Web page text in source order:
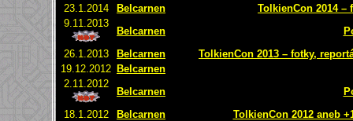
23.1.2014
Belcarnen
TolkienCon 2014 –
9.11.2013
Belcarnen
26.1.2013
Belcarnen
TolkienCon 2013 – fotky,
19.12.2012 Belcarnen
2.11.2012
Belcarnen
18.1.2012
Belcarnen TolkienCon 2012 aneb